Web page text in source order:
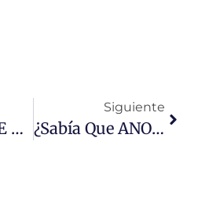
?
Siguiente
¿Sabía Que ANORLD KEGEL En 1948 Fue El Primero En Investigar Cómo Es La Función Del PISO PÉLVICO?